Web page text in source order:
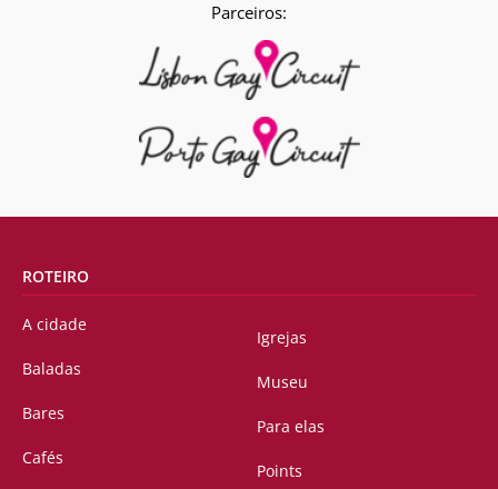
Parceiros:
ROTEIRO
A cidade
Baladas
Bares
Cafés
Igrejas
Museu
Para elas
Points